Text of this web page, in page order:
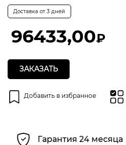
0
из
Доставка от 3 дней
96433,00₽
ЗАКАЗАТЬ
Добавить в избранное
Гарантия 24 месяца